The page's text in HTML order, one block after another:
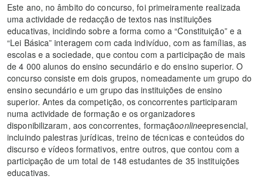
Este ano, no âmbito do concurso, foi primeiramente realizada
uma actividade de redacção de textos nas instituições
educativas, incidindo sobre a forma como a “Constituição” e a
“Lei Básica” interagem com cada indivíduo, com as famílias, as
escolas e a sociedade, que contou com a participação de mais
de 4 000 alunos do ensino secundário e do ensino superior. O
concurso consiste em dois grupos, nomeadamente um grupo do
ensino secundário e um grupo das instituições de ensino
superior. Antes da competição, os concorrentes participaram
numa actividade de formação e os organizadores
disponibilizaram, aos concorrentes, formaçãoonlineepresencial,
incluindo palestras jurídicas, treino de técnicas e conteúdos do
discurso e vídeos formativos, entre outros, que contou com a
participação de um total de 148 estudantes de 35 instituições
educativas.